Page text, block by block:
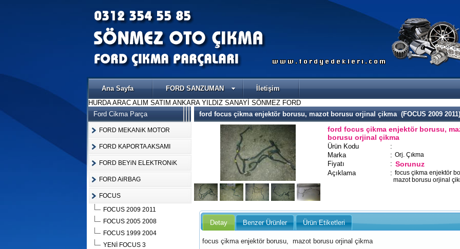
Ana Sayfa FORD SANZUMAN
İletişim
HURDA ARAC ALIM SATIM ANKARA YILDIZ SANAYİ SÖNMEZ FORD
Ford Cikma Parça
FORD MEKANiK MOTOR
FORD KAPORTA AKSAMI
FORD BEYiN ELEKTRONiK
FORD AiRBAG
FOCUS
FOCUS 2009 2011
FOCUS 2005 2008
FOCUS 1999 2004
YENİ FOCUS 3
ford focus çikma enjektör borusu, mazot borusu orjinal çikma (FOCUS 2009 2011)
ford focus çikma enjektör borusu,
borusu orjinal çikma
Ürün Kodu
:
Marka
: Orj. Çıkma
Fiyatı : Sorunuz
Açıklama : focus çikma enjektör
mazot borusu orjinal
Detay Benzer Ürünler Ürün Etiketleri
focus çikma enjektör borusu, mazot borusu orjinal çikma